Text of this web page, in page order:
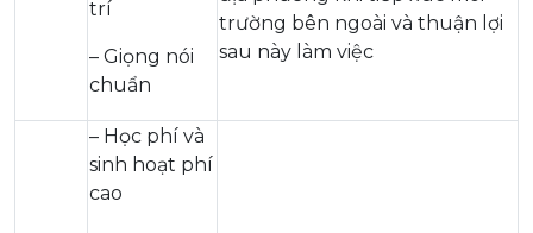
trí
– Giọng nói
chuẩn
trường bên ngoài và thuận lợi
sau này làm việc
– Học phí và
sinh hoạt phí
cao